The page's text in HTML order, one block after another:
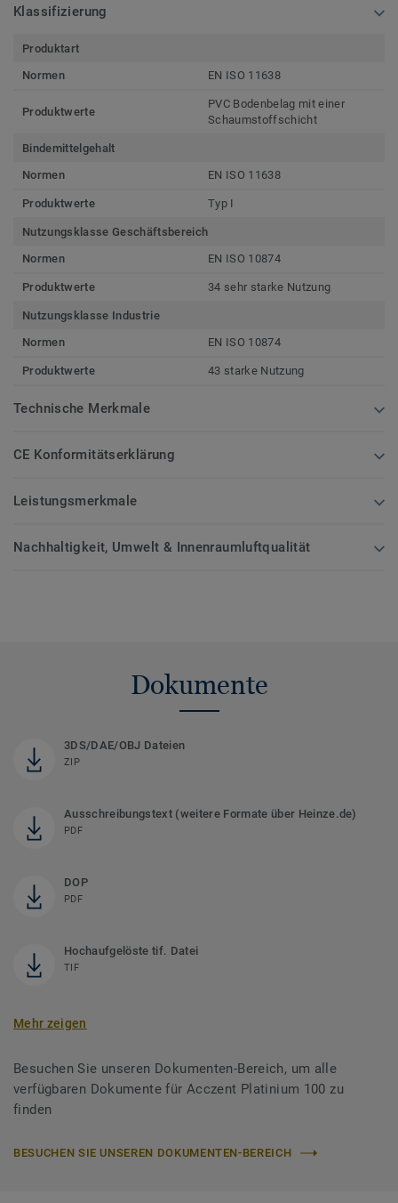
Klassifizierung
Produktart
Normen
EN ISO 11638
Produktwerte
PVC Bodenbelag mit einer
Schaumstoffschicht
Bindemittelgehalt
Normen
EN ISO 11638
Produktwerte Typ I
Nutzungsklasse Geschäftsbereich
Normen
EN ISO 10874
Produktwerte 34 sehr starke Nutzung
Nutzungsklasse Industrie
Normen
EN ISO 10874
Produktwerte 43 starke Nutzung
Technische Merkmale
CE Konformitätserklärung
Leistungsmerkmale
Nachhaltigkeit, Umwelt & Innenraumluftqualität
Dokumente
3DS/DAE/OBJ Dateien
ZIP
Ausschreibungstext (weitere Formate über Heinze.de)
PDF
DOP
PDF
Hochaufgelöste tif. Datei
TIF
Mehr zeigen
Besuchen Sie unseren Dokumenten-Bereich, um alle
verfügbaren Dokumente für Acczent Platinium 100 zu
finden
BESUCHEN SIE UNSEREN DOKUMENTEN-BEREICH